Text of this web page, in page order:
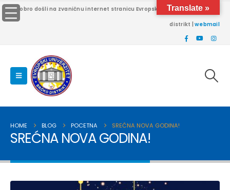
Dobro došli na zvaničnu internet stranicu Evropskog univerziteta Brčko
distrikt |webmail
HOME BLOG POCETNA SREĆNA NOVA GODINA!
SREĆNA NOVA GODINA!
Translate »